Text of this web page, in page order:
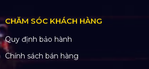
CHĂM SÓC KHÁCH HÀNG
Quy định bảo hành
Chính sách bán hàng